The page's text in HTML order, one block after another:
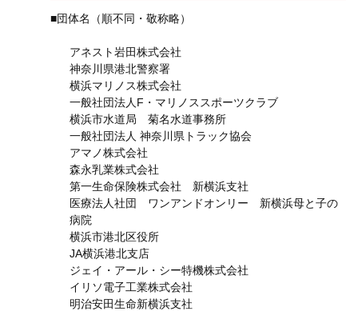
■団体名（順不同・敬称略）
アネスト岩田株式会社
神奈川県港北警察署
横浜マリノス株式会社
一般社団法人F・マリノススポーツクラブ
横浜市水道局 菊名水道事務所
一般社団法人 神奈川県トラック協会
アマノ株式会社
森永乳業株式会社
第一生命保険株式会社 新横浜支社
医療法人社団 ワンアンドオンリー 新横浜母と子の
病院
横浜市港北区役所
JA横浜港北支店
ジェイ・アール・シー特機株式会社
イリソ電子工業株式会社
明治安田生命新横浜支社